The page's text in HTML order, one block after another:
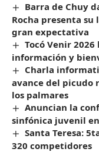
Barra de Chuy
Rocha presenta
gran expectativa
Tocó Venir
información y
Charla
avance del picudo
los palmares
Anuncian la
sinfónica juvenil
Santa Teresa:
320 competidores